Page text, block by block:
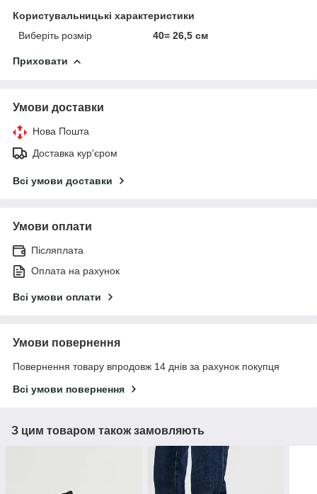
Користувальницькі характеристики
Виберіть розмір
40= 26,5 см
Приховати
Умови доставки
Нова Пошта
Доставка кур'єром
Всі умови доставки
Умови оплати
Післяплата
Оплата на рахунок
Всі умови оплати
Умови повернення
Повернення товару впродовж 14 днів за рахунок покупця
Всі умови повернення
З цим товаром також замовляють